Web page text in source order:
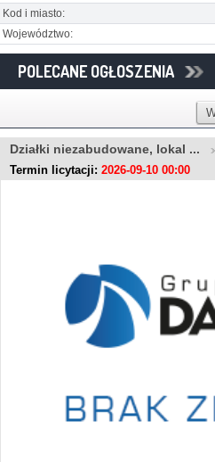
Kod i miasto:
Województwo:
POLECANE OGŁOSZENIA
Działki niezabudowane, lokal ...
Termin licytacji: 2026-09-10 00:00